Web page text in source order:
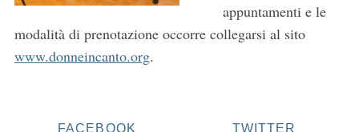
appuntamenti e le
modalità di prenotazione occorre collegarsi al sito
www.donneincanto.org.
FACEBOOK TWITTER